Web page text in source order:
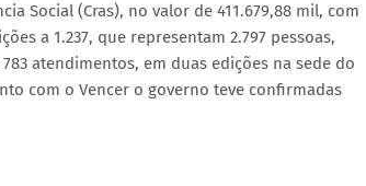
Social (Cras), no valor de 411.679,88 mil, com
a 1.237, que representam 2.797 pessoas,
atendimentos, em duas edições na sede do
com o Vencer o governo teve confirmadas